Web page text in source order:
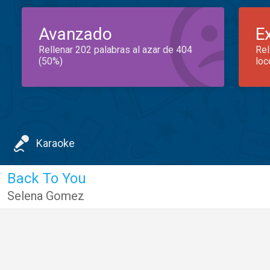
Avanzado
Rellenar 202 palabras al azar de 404
(50%)
Karaoke
Back To You
Selena Gomez